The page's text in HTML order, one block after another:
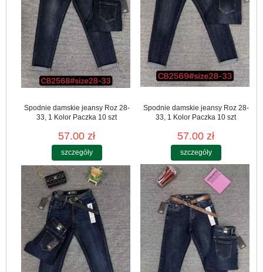
Spodnie damskie jeansy Roz 28-
33, 1 Kolor Paczka 10 szt
57.00 zł
szczegóły
Spodnie damskie jeansy Roz 28-
33, 1 Kolor Paczka 10 szt
57.00 zł
szczegóły